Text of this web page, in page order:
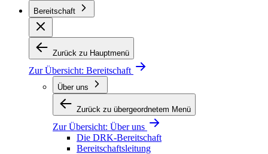
Bereitschaft
Zurück zu Hauptmenü
Zur Übersicht: Bereitschaft
Über uns
Zurück zu übergeordnetem Menü
Zur Übersicht: Über uns
Die DRK-Bereitschaft
Bereitschaftsleitung